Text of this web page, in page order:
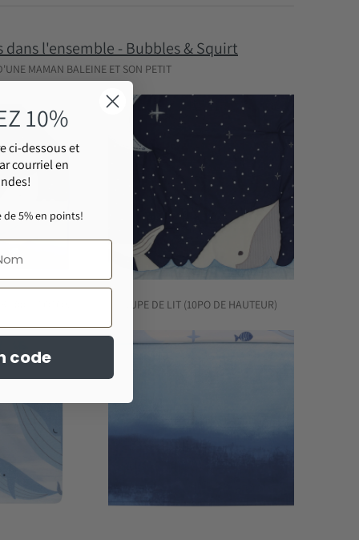
dans l'ensemble - Bubbles & Squirt
MAMAN BALEINE ET SON PETIT
JUPE DE LIT (10PO DE HAUTEUR)
10%
ci-dessous et
courriel en
de 5% en points!
code